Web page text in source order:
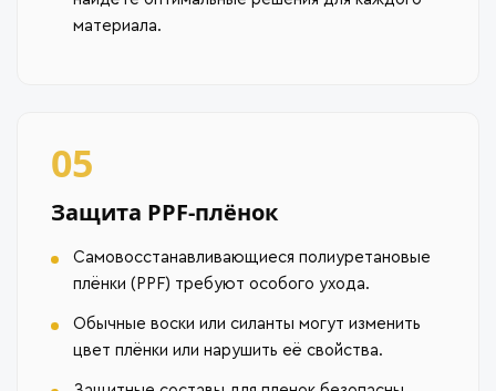
материала.
05
Защита PPF-плёнок
Самовосстанавливающиеся полиуретановые
плёнки (PPF) требуют особого ухода.
Обычные воски или силанты могут изменить
цвет плёнки или нарушить её свойства.